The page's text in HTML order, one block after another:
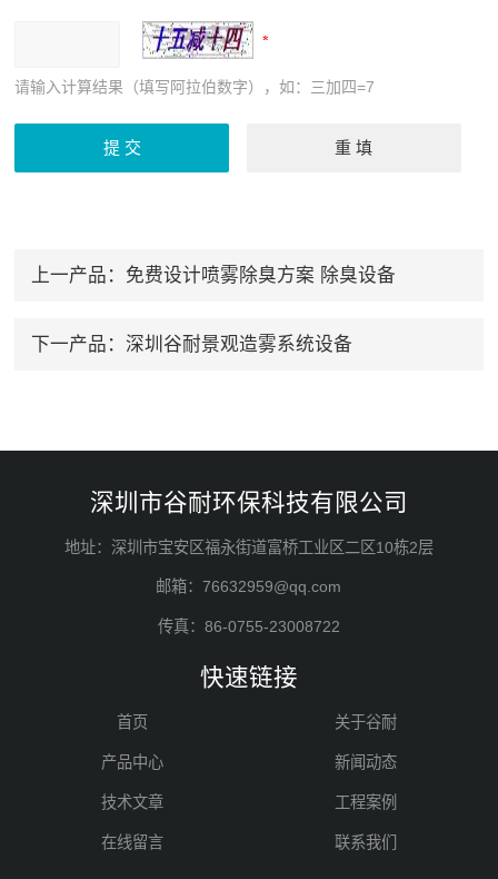
请输入计算结果（填写阿拉伯数字），如：三加四=7
上一产品： 免费设计喷雾除臭方案 除臭设备
下一产品： 深圳谷耐景观造雾系统设备
深圳市谷耐环保科技有限公司
地址：深圳市宝安区福永街道富桥工业区二区10栋2层
邮箱：76632959@qq.com
传真：86-0755-23008722
快速链接
首页 关于谷耐
产品中心 新闻动态
技术文章 工程案例
在线留言 联系我们